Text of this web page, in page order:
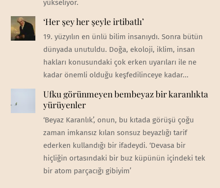
yükseliyor.
‘Her şey her şeyle irtibatlı’
19. yüzyılın en ünlü bilim insanıydı. Sonra bütün
dünyada unutuldu. Doğa, ekoloji, iklim, insan
hakları konusundaki çok erken uyarıları ile ne
kadar önemli olduğu keşfedilinceye kadar...
Ufku görünmeyen bembeyaz bir karanlıkta
yürüyenler
‘Beyaz Karanlık’, onun, bu kıtada görüşü çoğu
zaman imkansız kılan sonsuz beyazlığı tarif
ederken kullandığı bir ifadeydi. ‘Devasa bir
hiçliğin ortasındaki bir buz küpünün içindeki tek
bir atom parçacığı gibiyim’